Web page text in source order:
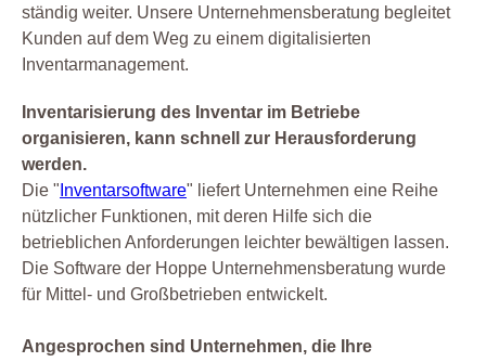
ständig weiter. Unsere Unternehmensberatung begleitet
Kunden auf dem Weg zu einem digitalisierten
Inventarmanagement.
Inventarisierung des Inventar im Betriebe
organisieren, kann schnell zur Herausforderung
werden.
Die " Inventarsoftware" liefert Unternehmen eine Reihe
nützlicher Funktionen, mit deren Hilfe sich die
betrieblichen Anforderungen leichter bewältigen lassen.
Die Software der Hoppe Unternehmensberatung wurde
für Mittel- und Großbetrieben entwickelt.
Angesprochen sind Unternehmen, die Ihre